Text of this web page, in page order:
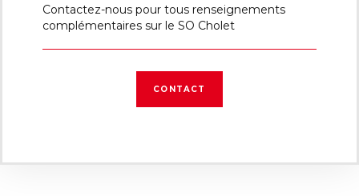
Contactez-nous pour tous renseignements
complémentaires sur le SO Cholet
CONTACT